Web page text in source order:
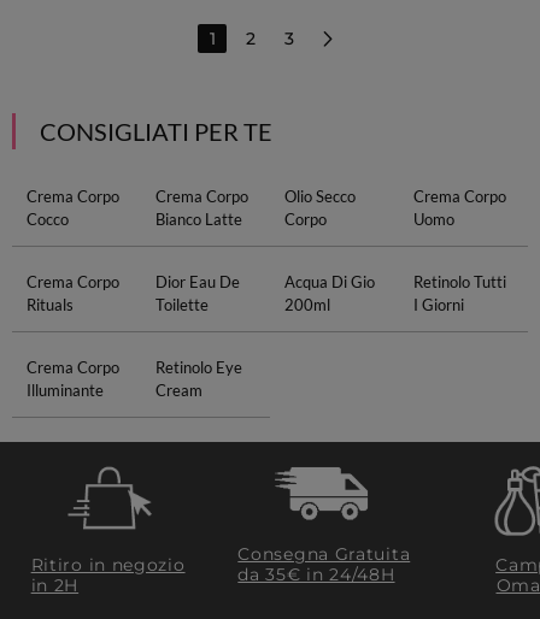
1 2 3
CONSIGLIATI PER TE
Crema Corpo
Cocco
Crema Corpo
Bianco Latte
Olio Secco
Corpo
Crema Corpo
Uomo
Crema Corpo
Rituals
Dior Eau De
Toilette
Acqua Di Gio
200ml
Retinolo Tutti
I Giorni
Crema Corpo
Illuminante
Retinolo Eye
Cream
Ritiro in negozio
in 2H
Consegna Gratuita
da 35€​ in 24/48H